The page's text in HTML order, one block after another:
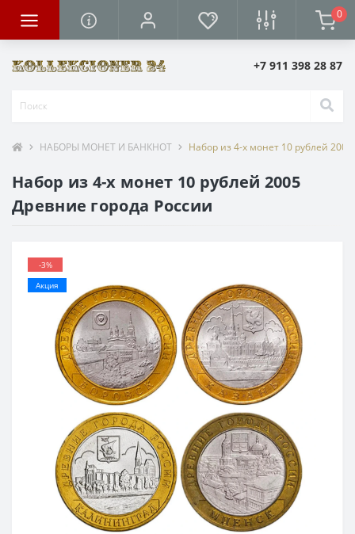
0
+7 911 398 28 87
НАБОРЫ МОНЕТ И БАНКНОТ Набор из 4-х монет 10 рублей
Набор из 4-х монет 10 рублей 2005
Древние города России
-3%
Акция